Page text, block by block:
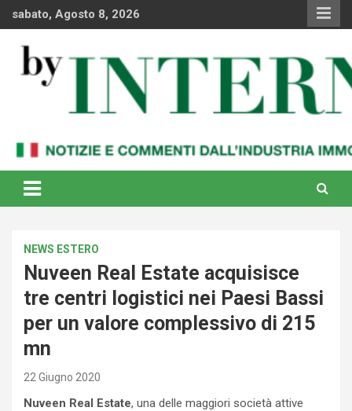
sabato, Agosto 8, 2026
By Internews
internazionale
NEWS ESTERO
Nuveen Real Estate acquisisce
tre centri logistici nei Paesi Bassi
per un valore complessivo di 215
mn
22 Giugno 2020
Nuveen Real Estate, una delle maggiori società attive